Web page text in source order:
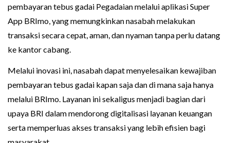
pembayaran tebus gadai Pegadaian melalui aplikasi Super
App BRImo, yang memungkinkan nasabah melakukan
transaksi secara cepat, aman, dan nyaman tanpa perlu datang
ke kantor cabang.
Melalui inovasi ini, nasabah dapat menyelesaikan kewajiban
pembayaran tebus gadai kapan saja dan di mana saja hanya
melalui BRImo. Layanan ini sekaligus menjadi bagian dari
upaya BRI dalam mendorong digitalisasi layanan keuangan
serta memperluas akses transaksi yang lebih efisien bagi